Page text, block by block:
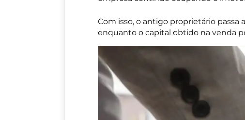
Com isso, o antigo proprietário passa
enquanto o capital obtido na venda